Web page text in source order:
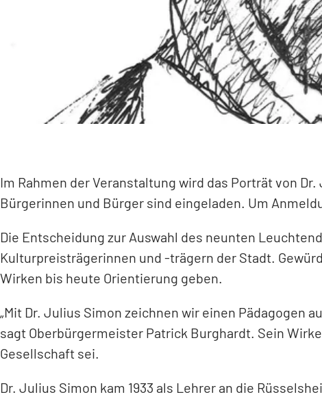
Im Rahmen der Veranstaltung wird das Porträt von
Bürgerinnen und Bürger sind eingeladen. Um
Die Entscheidung zur Auswahl des neunten
Kulturpreisträgerinnen und -trägern der Stadt.
Wirken bis heute Orientierung geben.
„Mit Dr. Julius Simon zeichnen wir einen Pädagogen
sagt Oberbürgermeister Patrick Burghardt. Sein
Gesellschaft sei.
Dr. Julius Simon kam 1933 als Lehrer an die